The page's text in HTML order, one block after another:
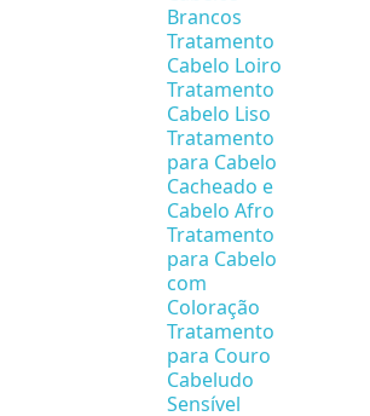
Brancos
Tratamento
Cabelo Loiro
Tratamento
Cabelo Liso
Tratamento
para Cabelo
Cacheado e
Cabelo Afro
Tratamento
para Cabelo
com
Coloração
Tratamento
para Couro
Cabeludo
Sensível